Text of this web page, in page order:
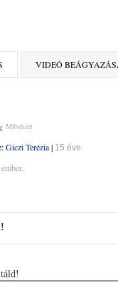
VIDEÓ
Művészet
Giczi Terézia| 15 éve